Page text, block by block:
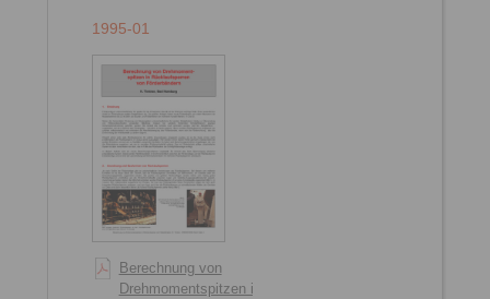
1995-01
Berechnung von
Drehmomentspitzen in